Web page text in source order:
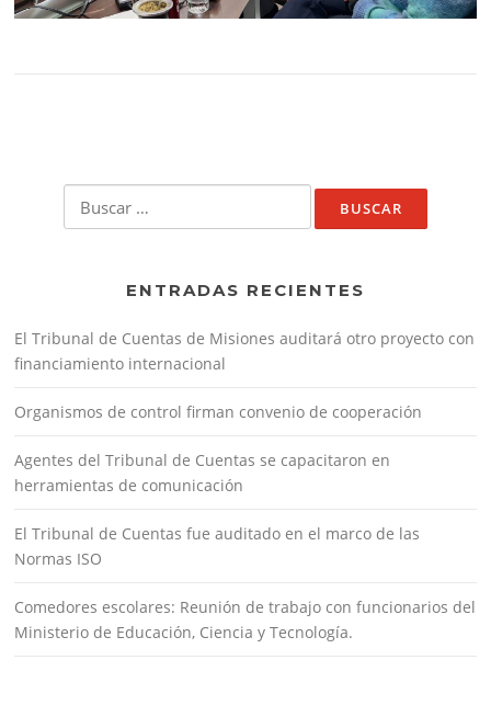
ENTRADAS RECIENTES
El Tribunal de Cuentas de Misiones auditará otro proyecto con
financiamiento internacional
Organismos de control firman convenio de cooperación
Agentes del Tribunal de Cuentas se capacitaron en
herramientas de comunicación
El Tribunal de Cuentas fue auditado en el marco de las
Normas ISO
Comedores escolares: Reunión de trabajo con funcionarios del
Ministerio de Educación, Ciencia y Tecnología.